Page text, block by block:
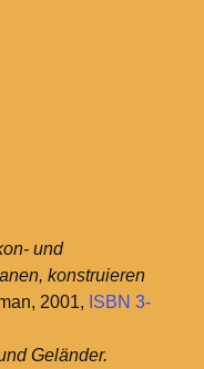
und
konstruieren
2001, ISBN 3-
Geländer.